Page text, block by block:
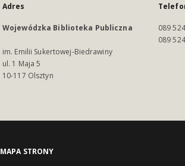
Adres
Wojewódzka Biblioteka Publiczna
im. Emilii Sukertowej-Biedrawiny
ul. 1 Maja 5
10-117 Olsztyn
089
089
MAPA STRONY